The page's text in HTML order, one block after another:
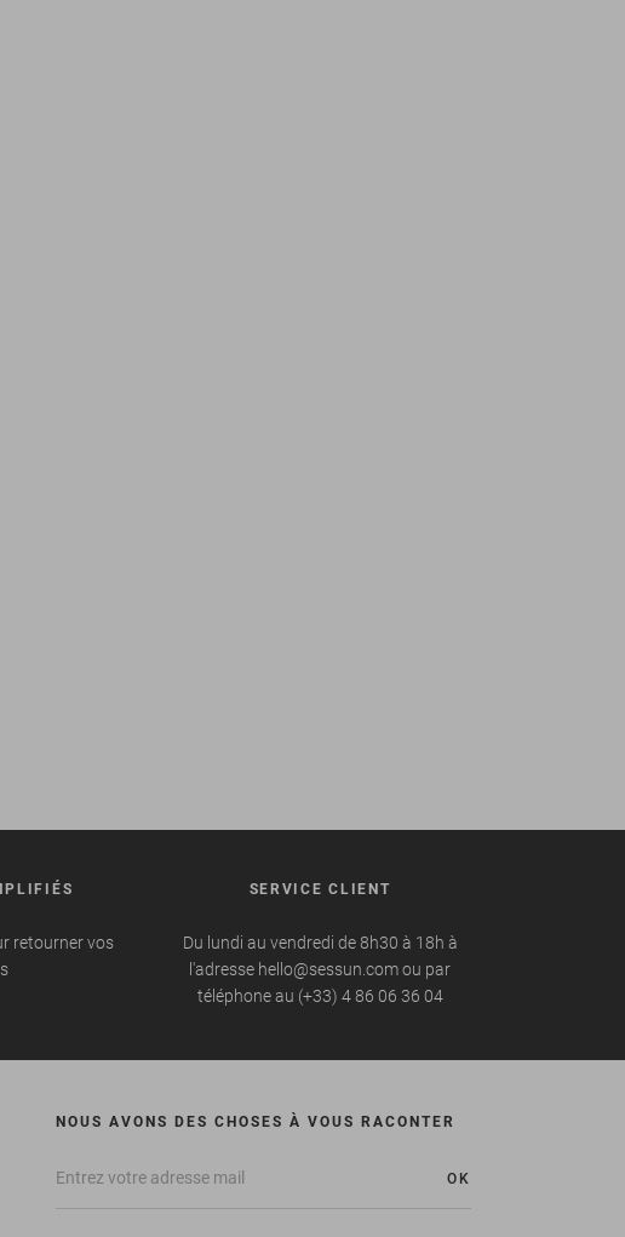
retourner vos
SERVICE CLIENT
Du lundi au vendredi de 8h30 à 18h à
l'adresse hello@sessun.com ou par
téléphone au (+33) 4 86 06 36 04
NOUS AVONS DES CHOSES À VOUS RACONTER
OK